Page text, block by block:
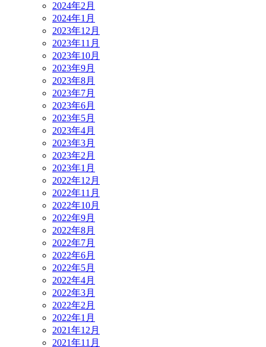
2024年2月
2024年1月
2023年12月
2023年11月
2023年10月
2023年9月
2023年8月
2023年7月
2023年6月
2023年5月
2023年4月
2023年3月
2023年2月
2023年1月
2022年12月
2022年11月
2022年10月
2022年9月
2022年8月
2022年7月
2022年6月
2022年5月
2022年4月
2022年3月
2022年2月
2022年1月
2021年12月
2021年11月